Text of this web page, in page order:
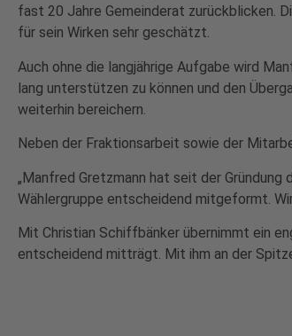
fast 20 Jahre Gemeinderat zurückblicken.
für sein Wirken sehr geschätzt.
Auch ohne die langjährige Aufgabe wird
lang unterstützen zu können und den
weiterhin bereichern.
Neben der Fraktionsarbeit sowie der
„Manfred Gretzmann hat seit der
Wählergruppe entscheidend mitgeformt.
Mit Christian Schiffbänker übernimmt ein
entscheidend mitträgt. Mit ihm an der